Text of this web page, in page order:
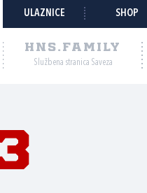
ULAZNICE SHOP
HNS.FAMILY
Službena stranica Saveza